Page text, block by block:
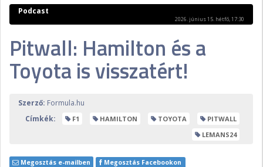
FORMULA
MOTOR
PODCAST
SHOP
LIVE
TIPPJÁTÉK
DIGITÁLIS MAGAZIN
PONTÁLLÁSOK
Podcast
2026. június 15. hétfő, 17:30
Pitwall: Hamilton és a
Toyota is visszatért!
Szerző: Formula.hu
Címkék:
F1 HAMILTON TOYOTA
PITWALL
LEMANS24
Megosztás e-mailben Megosztás Facebookon